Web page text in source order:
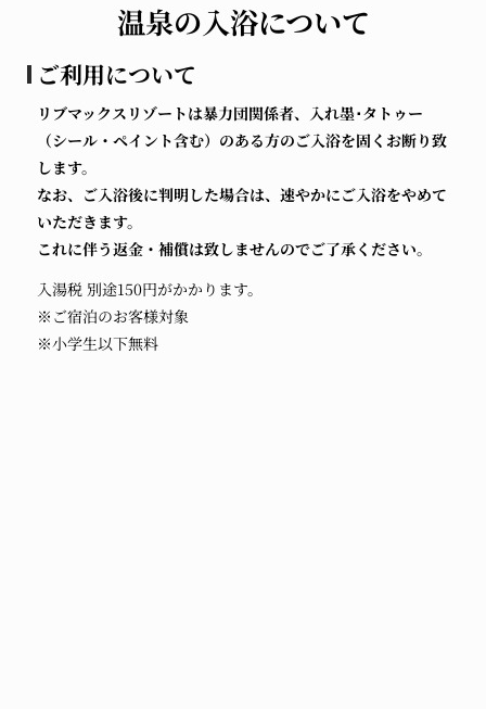
温泉の入浴について
ご利用について
リブマックスリゾートは暴力団関係者、入れ墨･タトゥー
（シール・ペイント含む）のある方のご入浴を固くお断り致
します。
なお、ご入浴後に判明した場合は、速やかにご入浴をやめて
いただきます。
これに伴う返金・補償は致しませんのでご了承ください。
入湯税 別途150円がかかります。
※ご宿泊のお客様対象
※小学生以下無料